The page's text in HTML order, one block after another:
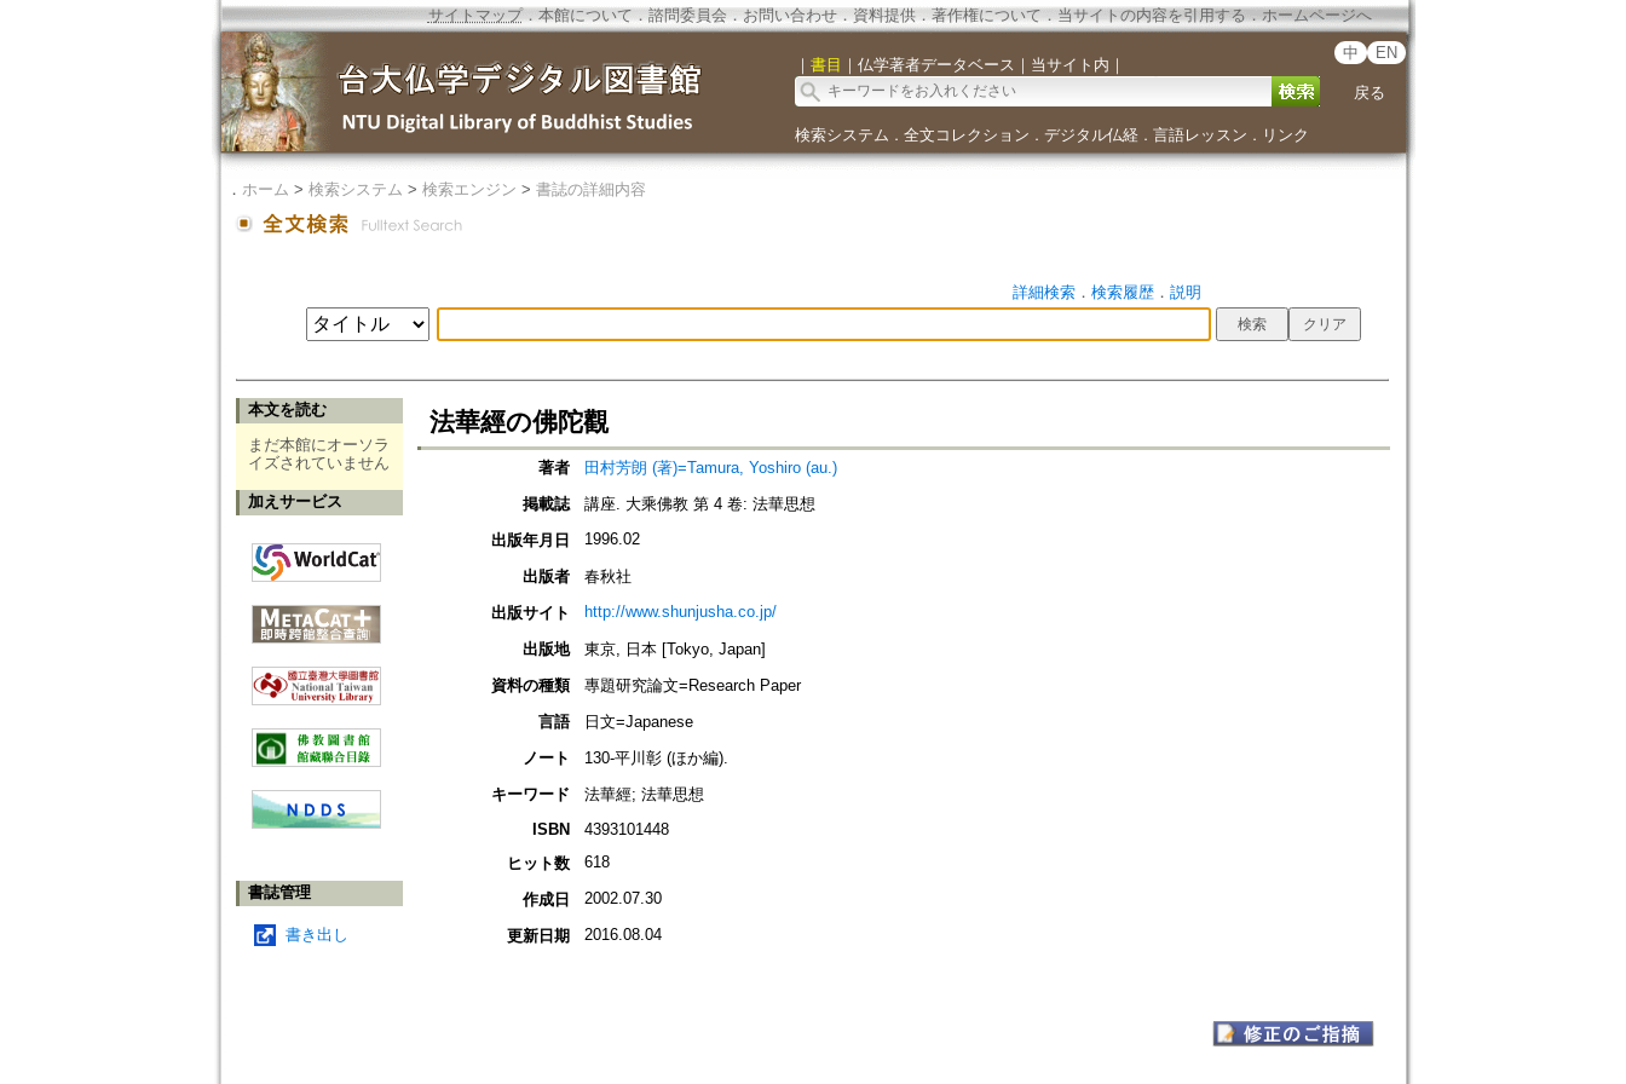
サイトマップ．本館について ． 諮問委員会． お問い合わせ． 資料提供． 著作権について．当サイトの内容を引用する ． ホームページへ
｜ 書目 ｜ 仏学著者データベース ｜ 当サイト内 ｜
中 EN
戻る
検索システム ． 全文コレクション ． デジタル仏経． 言語レッスン ． リンク
． ホーム > 検索システム > 検索エンジン > 書誌の詳細内容
詳細検索． 検索履歴． 説明
本文を読む
まだ本館にオーソラ
イズされていません
加えサービス
書誌管理
書き出し
法華經の佛陀觀
著者
田村芳朗 (著)=Tamura, Yoshiro (au.)
掲載誌
講座. 大乘佛教 第 4 卷: 法華思想
出版年月日
1996.02
出版者
春秋社
出版サイト
http://www.shunjusha.co.jp/
出版地
東京, 日本 [Tokyo, Japan]
資料の種類
專題研究論文=Research Paper
言語
日文=Japanese
ノート
130-平川彰 (ほか編).
キーワード
法華經; 法華思想
ISBN
4393101448
ヒット数
618
作成日 2002.07.30
更新日期 2016.08.04